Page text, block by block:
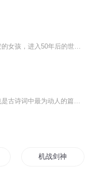
机战剑神